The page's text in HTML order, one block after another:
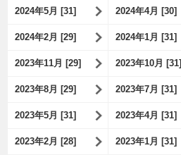
2024年5月 [31] 2024年4月 [30]
2024年2月 [29] 2024年1月 [31]
2023年11月 [29] 2023年10月 [31]
2023年8月 [29] 2023年7月 [31]
2023年5月 [31] 2023年4月 [31]
2023年2月 [28] 2023年1月 [31]